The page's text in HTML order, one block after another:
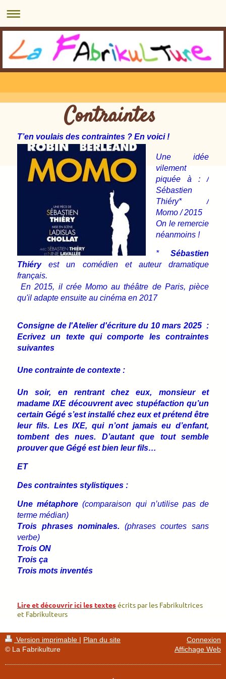
Contraintes
T’en voulais des contraintes ? En voici !
Une idée
vilement
piquée à : /
Sébastien
Thiéry* /
Momo / 2015
On le remercie
néanmoins !
* Sébastien
Thiéryest un comédien et auteur dramatique
français.
En 2015, il crée Momo au théâtre de Paris, pièce
qu'il adapte ensuite au cinéma en 2017
Consigne de l'Atelier d'écriture du 10 mars 2025 :
Ecrivez un texte qui comporte les contraintes
suivantes
Une contrainte de contexte :
Un soir, en rentrant chez eux, monsieur et
madame IXE découvrent avec stupéfaction qu’un
certain Gégé s’est installé chez eux et prétend être
leur fils. Les IXE, qui n’ont jamais eu d’enfant,
tombent des nues. D’autant que tout semble
prouver que Gégé est bien leur fils…
ET
Des contraintes stylistiques :
Une métaphore (comparaison qui n’utilise pas de
terme médian)
Trois phrases nominales. (phrases courtes sans
verbe)
Trois ON
Trois ça
Trois mots inventés
Lire et découvrir ici les textesécrits par les Fabrikultrices
et Fabrikulteurs
Version imprimable | Plan du site
© La Fabrikulture
Connexion
Affichage Web